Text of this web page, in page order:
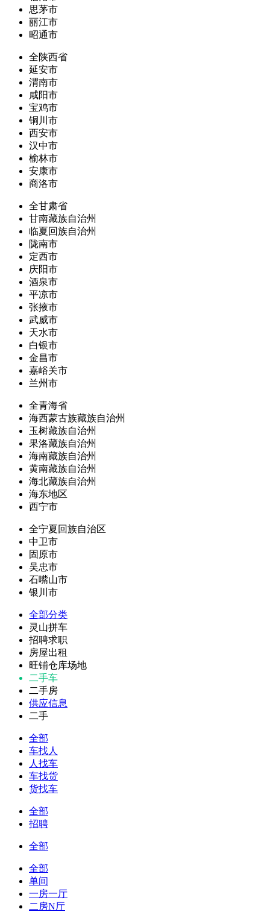
思茅市
丽江市
昭通市
全陕西省
延安市
渭南市
咸阳市
宝鸡市
铜川市
西安市
汉中市
榆林市
安康市
商洛市
全甘肃省
甘南藏族自治州
临夏回族自治州
陇南市
定西市
庆阳市
酒泉市
平凉市
张掖市
武威市
天水市
白银市
金昌市
嘉峪关市
兰州市
全青海省
海西蒙古族藏族自治州
玉树藏族自治州
果洛藏族自治州
海南藏族自治州
黄南藏族自治州
海北藏族自治州
海东地区
西宁市
全宁夏回族自治区
中卫市
固原市
吴忠市
石嘴山市
银川市
全部分类
灵山拼车
招聘求职
房屋出租
旺铺仓库场地
二手车
二手房
供应信息
二手
全部
车找人
人找车
车找货
货找车
全部
招聘
全部
全部
单间
一房一厅
二房N厅